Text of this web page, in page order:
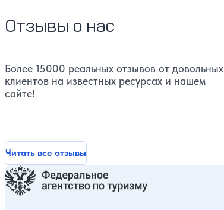
Отзывы о нас
Более 15000 реальных отзывов от довольных
клиентов на известных ресурсах и нашем
сайте!
Читать все отзывы